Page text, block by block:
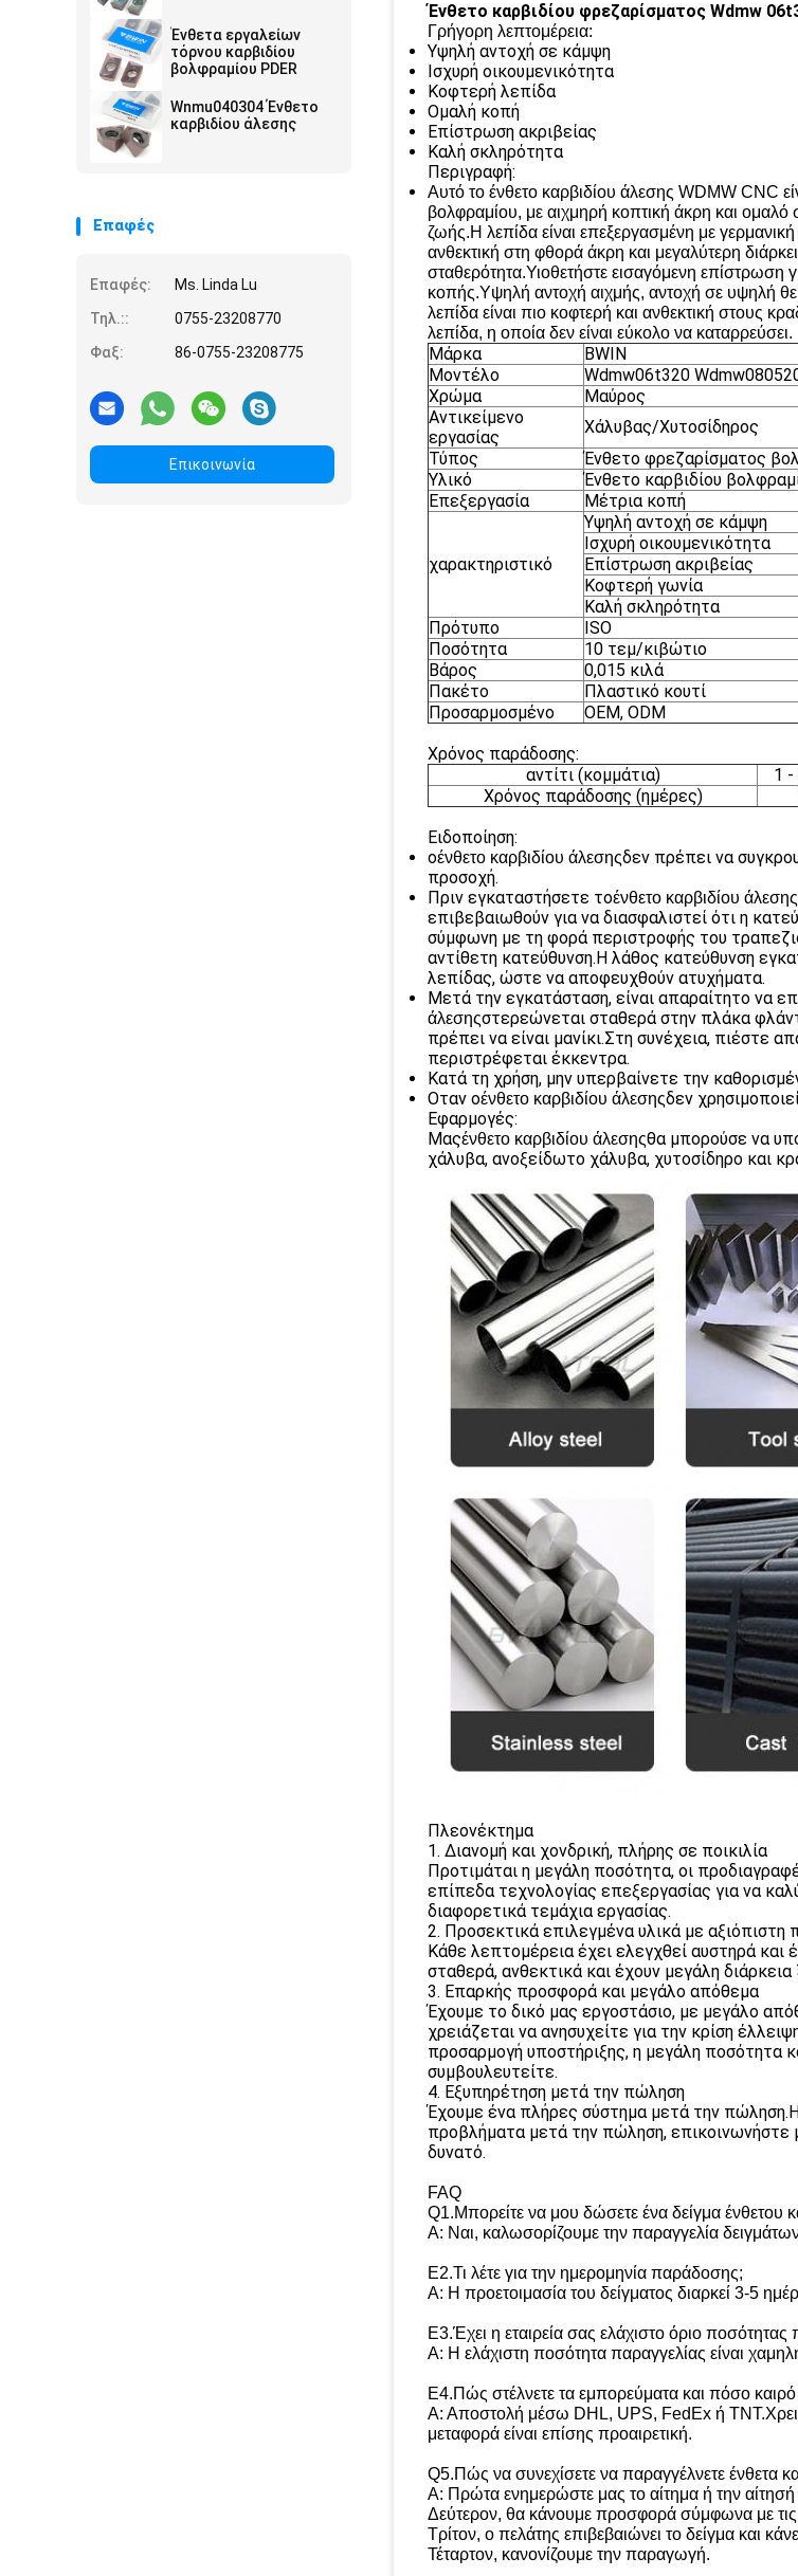
Ένθετα εργαλείων
τόρνου καρβιδίου
βολφραμίου PDER
Wnmu040304 Ένθετο
καρβιδίου άλεσης
Επαφές
Επαφές:
Ms. Linda Lu
Τηλ.::
0755-23208770
Φαξ:
86-0755-23208775
Επικοινωνία
Ένθετο καρβιδίου φρεζαρίσματος Wdmw
Γρήγορη λεπτομέρεια:
Υψηλή αντοχή σε κάμψη
Ισχυρή οικουμενικότητα
Κοφτερή λεπίδα
Ομαλή κοπή
Επίστρωση ακριβείας
Καλή σκληρότητα
Περιγραφή:
Αυτό το ένθετο καρβιδίου άλεσης WDMW CNC
βολφραμίου, με αιχμηρή κοπτική άκρη και ομαλό
ζωής.Η λεπίδα είναι επεξεργασμένη με
ανθεκτική στη φθορά άκρη και μεγαλύτερη
σταθερότητα.Υιοθετήστε εισαγόμενη επίστρωση
κοπής.Υψηλή αντοχή αιχμής, αντοχή σε υψηλή
λεπίδα είναι πιο κοφτερή και ανθεκτική στους
λεπίδα, η οποία δεν είναι εύκολο να καταρρεύσει.
Μάρκα
BWIN
Μοντέλο
Wdmw06t320
Χρώμα
Μαύρος
Αντικείμενο
εργασίας
Χάλυβας/Χυτοσίδηρος
Τύπος
Ένθετο φρεζαρίσματος
Υλικό
Ένθετο καρβιδίου
Επεξεργασία
Μέτρια κοπή
χαρακτηριστικό
Υψηλή αντοχή σε κάμψη
Ισχυρή οικουμενικότητα
Επίστρωση ακριβείας
Κοφτερή γωνία
Καλή σκληρότητα
Πρότυπο
ISO
Ποσότητα
10 τεμ/κιβώτιο
Βάρος
0,015 κιλά
Πακέτο
Πλαστικό κουτί
Προσαρμοσμένο
OEM, ODM
Χρόνος παράδοσης:
αντίτι (κομμάτια)
1 -
Χρόνος παράδοσης (ημέρες)
Ειδοποίηση:
οένθετο καρβιδίου άλεσηςδεν πρέπει να
προσοχή.
Πριν εγκαταστήσετε τοένθετο καρβιδίου άλεσης
επιβεβαιωθούν για να διασφαλιστεί ότι η
σύμφωνη με τη φορά περιστροφής του
αντίθετη κατεύθυνση.Η λάθος κατεύθυνση
λεπίδας, ώστε να αποφευχθούν ατυχήματα.
Μετά την εγκατάσταση, είναι απαραίτητο να
άλεσηςστερεώνεται σταθερά στην πλάκα
πρέπει να είναι μανίκι.Στη συνέχεια, πιέστε
περιστρέφεται έκκεντρα.
Κατά τη χρήση, μην υπερβαίνετε την
Οταν οένθετο καρβιδίου άλεσηςδεν
Εφαρμογές:
Μαςένθετο καρβιδίου άλεσηςθα μπορούσε να
χάλυβα, ανοξείδωτο χάλυβα, χυτοσίδηρο και
Πλεονέκτημα
1. Διανομή και χονδρική, πλήρης σε ποικιλία
Προτιμάται η μεγάλη ποσότητα, οι
επίπεδα τεχνολογίας επεξεργασίας για να
διαφορετικά τεμάχια εργασίας.
2. Προσεκτικά επιλεγμένα υλικά με αξιόπιστη
Κάθε λεπτομέρεια έχει ελεγχθεί αυστηρά και
σταθερά, ανθεκτικά και έχουν μεγάλη
3. Επαρκής προσφορά και μεγάλο απόθεμα
Έχουμε το δικό μας εργοστάσιο, με μεγάλο
χρειάζεται να ανησυχείτε για την κρίση
προσαρμογή υποστήριξης, η μεγάλη ποσότητα
συμβουλευτείτε.
4. Εξυπηρέτηση μετά την πώληση
Έχουμε ένα πλήρες σύστημα μετά την πώληση.Η
προβλήματα μετά την πώληση, επικοινωνήστε
δυνατό.
FAQ
Q1.Μπορείτε να μου δώσετε ένα δείγμα ένθετου
Α: Ναι, καλωσορίζουμε την παραγγελία δειγμάτων
Ε2.Τι λέτε για την ημερομηνία παράδοσης;
Α: Η προετοιμασία του δείγματος διαρκεί 3-5
Ε3.Έχει η εταιρεία σας ελάχιστο όριο ποσότητας
Α: Η ελάχιστη ποσότητα παραγγελίας είναι
Ε4.Πώς στέλνετε τα εμπορεύματα και πόσο καιρό
Α: Αποστολή μέσω DHL, UPS, FedEx ή
μεταφορά είναι επίσης προαιρετική.
Q5.Πώς να συνεχίσετε να παραγγέλνετε ένθετα
Α: Πρώτα ενημερώστε μας το αίτημα ή την
Δεύτερον, θα κάνουμε προσφορά σύμφωνα με τις
Τρίτον, ο πελάτης επιβεβαιώνει το δείγμα και
Τέταρτον, κανονίζουμε την παραγωγή.